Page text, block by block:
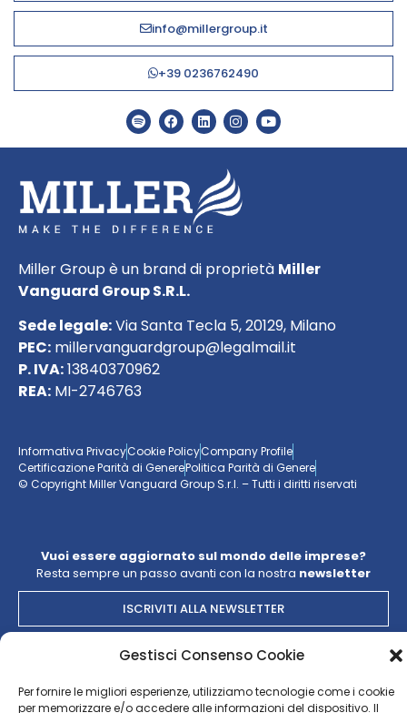
Gestisci Consenso Cookie
Per fornire le migliori esperienze, utilizziamo tecnologie come i cookie
per memorizzare e/o accedere alle informazioni del dispositivo. Il
info@millergroup.it
+39 0236762490
Miller Group è un brand di proprietà Miller
Vanguard Group S.R.L.
Sede legale:Via Santa Tecla 5, 20129, Milano
PEC: millervanguardgroup@legalmail.it
P. IVA:13840370962
REA: MI-2746763
Informativa PrivacyCookie PolicyCompany Profile
Certificazione Parità di GenerePolitica Parità di Genere
© Copyright Miller Vanguard Group S.r.l. – Tutti i diritti riservati
Vuoi essere aggiornato sul mondo delle imprese?
Resta sempre un passo avanti con la nostra newsletter
ISCRIVITI ALLA NEWSLETTER